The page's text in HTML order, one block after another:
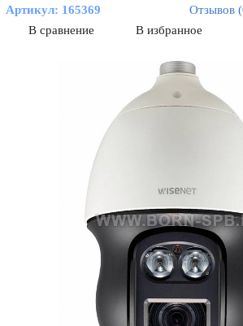
Артикул: 165369
Отзывов
В сравнение
В избранное